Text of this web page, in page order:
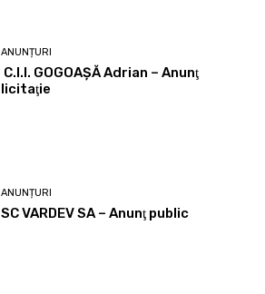
ANUNȚURI
C.I.I. GOGOAŞĂ Adrian – Anunţ
licitaţie
ANUNȚURI
SC VARDEV SA – Anunţ public